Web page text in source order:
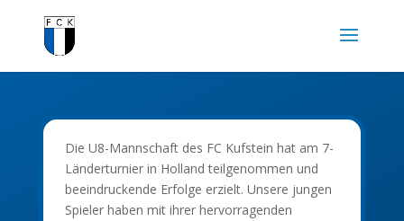
Die U8-Mannschaft des FC Kufstein hat am 7-
Länderturnier in Holland teilgenommen und
beeindruckende Erfolge erzielt. Unsere jungen
Spieler haben mit ihrer hervorragenden